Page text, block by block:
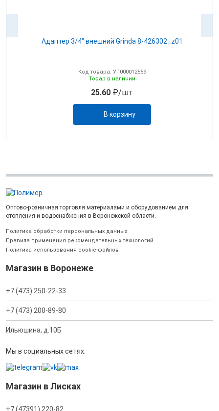
Адаптер 3/4" внешний Grinda 8-426302_z01
Код товара: УТ000012559
Товар в наличии
25.60 ₽/шт
В корзину
Оптово-розничная торговля материалами и оборудованием для
отопления и водоснабжения в Воронежской области.
Политика обработки персональных данных
Правила применения рекомендательных технологий
Политика использования cookie-файлов
Магазин в Воронеже
+7 (473) 250-22-33
+7 (473) 200-89-80
Ильюшина, д.10Б
Мы в социальных сетях:
Магазин в Лисках
+7 (47391) 220-82